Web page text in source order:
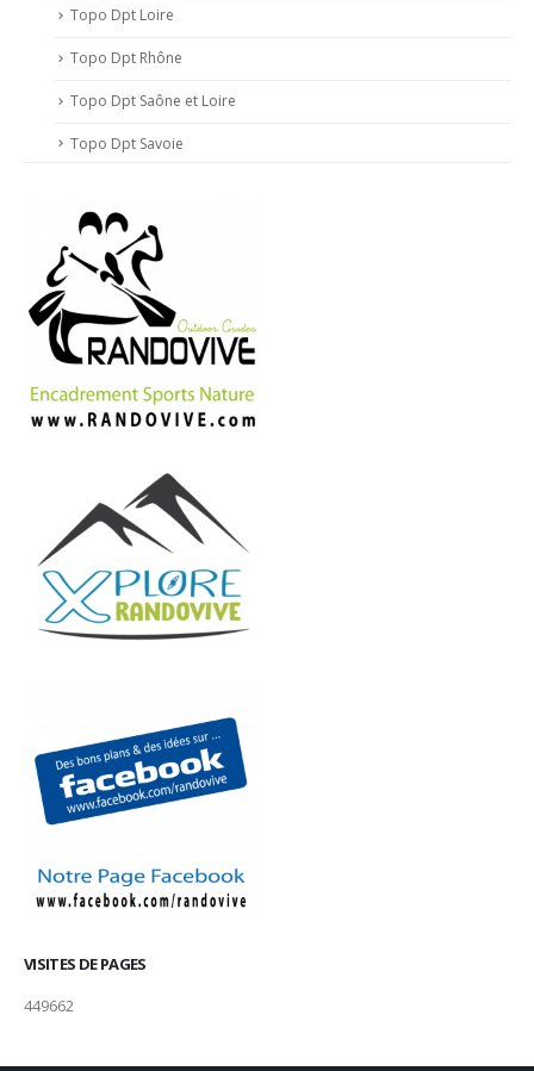
Topo Dpt Loire
Topo Dpt Rhône
Topo Dpt Saône et Loire
Topo Dpt Savoie
VISITES DE PAGES
449662